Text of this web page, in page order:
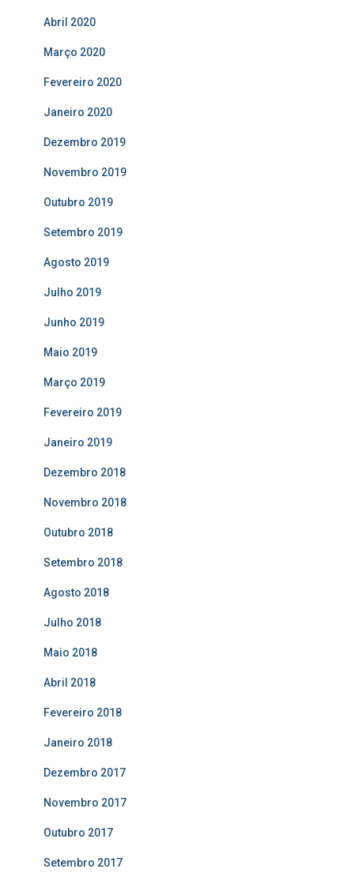
Abril 2020
Março 2020
Fevereiro 2020
Janeiro 2020
Dezembro 2019
Novembro 2019
Outubro 2019
Setembro 2019
Agosto 2019
Julho 2019
Junho 2019
Maio 2019
Março 2019
Fevereiro 2019
Janeiro 2019
Dezembro 2018
Novembro 2018
Outubro 2018
Setembro 2018
Agosto 2018
Julho 2018
Maio 2018
Abril 2018
Fevereiro 2018
Janeiro 2018
Dezembro 2017
Novembro 2017
Outubro 2017
Setembro 2017